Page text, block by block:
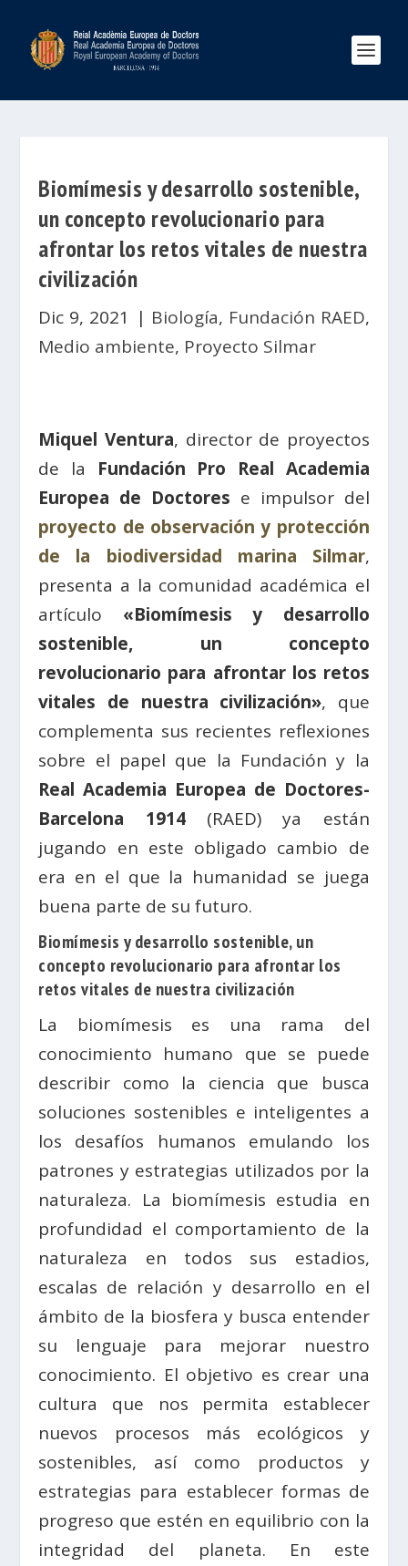
Biomímesis y desarrollo sostenible,
un concepto revolucionario para
afrontar los retos vitales de nuestra
civilización
Dic 9, 2021 | Biología, Fundación RAED,
Medio ambiente, Proyecto Silmar
Miquel Ventura, director de proyectos
de la Fundación Pro Real Academia
Europea de Doctores e impulsor del
proyecto de observación y protección
de la biodiversidad marina Silmar,
presenta a la comunidad académica el
artículo «Biomímesis y desarrollo
sostenible, un concepto
revolucionario para afrontar los retos
vitales de nuestra civilización», que
complementa sus recientes reflexiones
sobre el papel que la Fundación y la
Real Academia Europea de Doctores-
Barcelona 1914(RAED) ya están
jugando en este obligado cambio de
era en el que la humanidad se juega
buena parte de su futuro.
Biomímesis y desarrollo sostenible, un
concepto revolucionario para afrontar los
retos vitales de nuestra civilización
La biomímesis es una rama del
conocimiento humano que se puede
describir como la ciencia que busca
soluciones sostenibles e inteligentes a
los desafíos humanos emulando los
patrones y estrategias utilizados por la
naturaleza. La biomímesis estudia en
profundidad el comportamiento de la
naturaleza en todos sus estadios,
escalas de relación y desarrollo en el
ámbito de la biosfera y busca entender
su lenguaje para mejorar nuestro
conocimiento. El objetivo es crear una
cultura que nos permita establecer
nuevos procesos más ecológicos y
sostenibles, así como productos y
estrategias para establecer formas de
progreso que estén en equilibrio con la
integridad del planeta. En este